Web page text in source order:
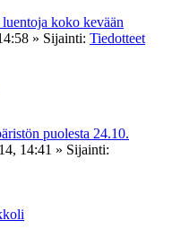
koko kevään
» Sijainti: Tiedotteet
puolesta 24.10.
14:41 » Sijainti: